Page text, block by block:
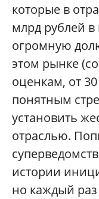
которые в
млрд рублей в
огромную
этом рынке
оценкам, от 30
понятным
установить
отраслью.
истории
но каждый раз